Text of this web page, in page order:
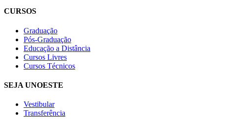
CURSOS
Graduação
Pós-Graduação
Educação a Distância
Cursos Livres
Cursos Técnicos
SEJA UNOESTE
Vestibular
Transferência